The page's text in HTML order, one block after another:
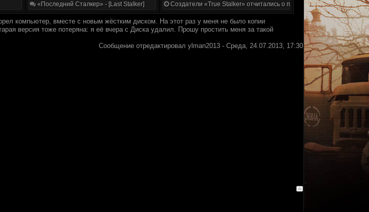
«Последний Сталкер» - [Last Stalker]
Создатели «True Stalker» отчитались о проделанной работе
компьютер, вместе с новым жёстким диском. На этот раз у меня не было копии
версия тоже потеряна: я её вчера с Диска удалил. Прошу простить меня за такой
Сообщение отредактировал ylman2013 - Среда, 24.07.2013, 17:30